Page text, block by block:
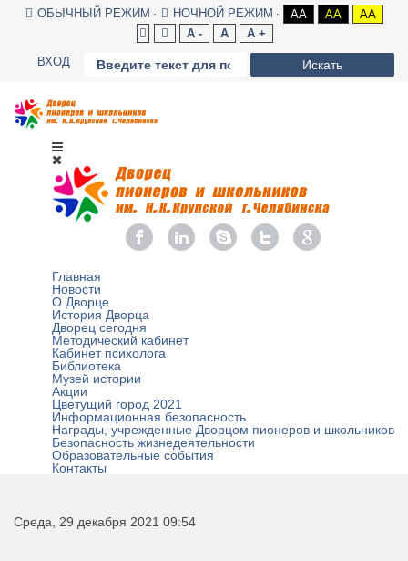
ОБЫЧНЫЙ РЕЖИМ НОЧНОЙ РЕЖИМ AA AA
AA
A -
A A +
Искать
ВХОД
Главная
Новости
О Дворце
История Дворца
Дворец сегодня
Методический кабинет
Кабинет психолога
Библиотека
Музей истории
Акции
Цветущий город 2021
Информационная безопасность
Награды, учрежденные Дворцом пионеров и школьников
Безопасность жизнедеятельности
Образовательные события
Контакты
Среда, 29 декабря 2021 09:54